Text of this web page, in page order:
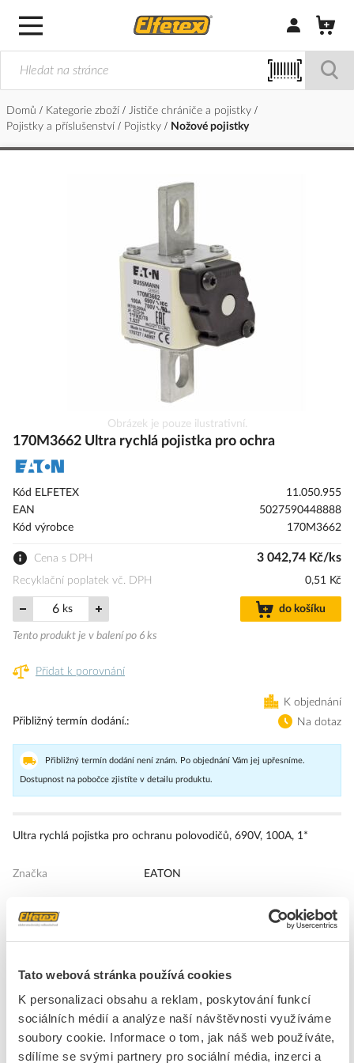
Tato webová stránka používá cookies
K personalizaci obsahu a reklam, poskytování funkcí
sociálních médií a analýze naší návštěvnosti využíváme
soubory cookie. Informace o tom, jak náš web používáte,
sdílíme se svými partnery pro sociální média, inzerci a
Přihlásit/
Domů Kategorie zboží
Jističe chrániče a pojistky
Pojistky a příslušenství
Pojistky Nožové pojistky
na
galerie
s
Obrázek je pouze ilustrativní.
170M3662 Ultra rychlá pojistka pro ochra
Kód ELFETEX
11.050.955
EAN
5027590448888
Kód výrobce
170M3662
Cena s DPH 3 042,74 Kč/ks
Recyklační poplatek vč. DPH 0,51 Kč
ks do košíku
Tento produkt je v balení po 6 ks
Přidat k porovnání
K objednání
Přibližný termín dodání.
Na dotaz
Přibližný termín dodání není znám. Po objednání Vám jej upřesníme.
Dostupnost na pobočce zjistíte v detailu produktu.
Ultra rychlá pojistka pro ochranu polovodičů, 690V, 100A, 1*
Značka EATON
HRC-zajištění
Druh proudu
AC
Typ indikátoru stavu
Ukazatel středu (polohový spínač)